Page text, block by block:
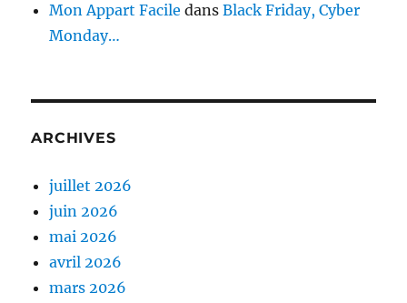
Mon Appart Facile dansBlack Friday, Cyber
Monday…
ARCHIVES
juillet 2026
juin 2026
mai 2026
avril 2026
mars 2026